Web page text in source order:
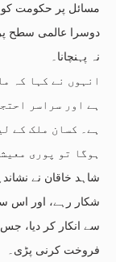
مسائل پر حکومت کو
دوسرا عالمی سطح پر
نہ پہنچانا۔
انہوں نے کہا کہ
ہے اور سراسر
ہے۔ کسان ملک کے
ہوگا تو پوری
شاہد خاقان نے
سے انکار کر دیا،
فروخت کرنی پڑی۔